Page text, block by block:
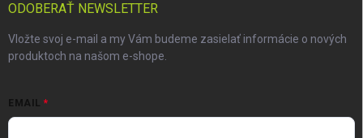
ODOBERAŤ NEWSLETTER
Vložte svoj e-mail a my Vám budeme zasielať informácie o nových
produktoch na našom e-shope.
EMAIL